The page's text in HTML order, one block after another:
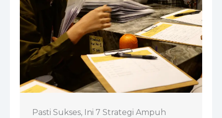
Pasti Sukses, Ini 7 Strategi Ampuh